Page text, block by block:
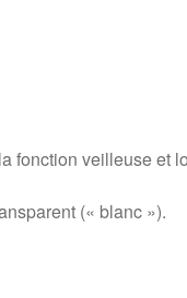
fonction veilleuse et
(« blanc »).